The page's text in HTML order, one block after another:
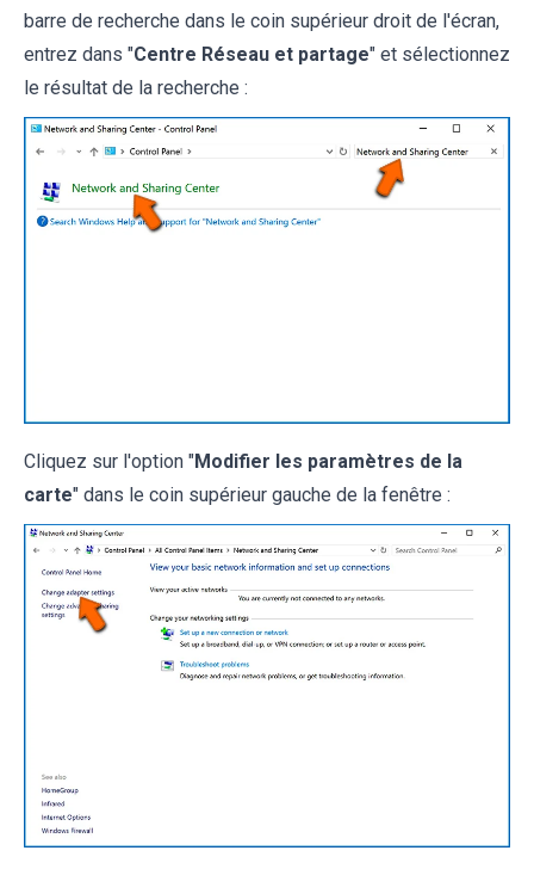
barre de recherche dans le coin supérieur droit de l'écran,
entrez dans "Centre Réseau et partage" et sélectionnez
le résultat de la recherche :
Cliquez sur l'option "Modifier les paramètres de la
carte" dans le coin supérieur gauche de la fenêtre :